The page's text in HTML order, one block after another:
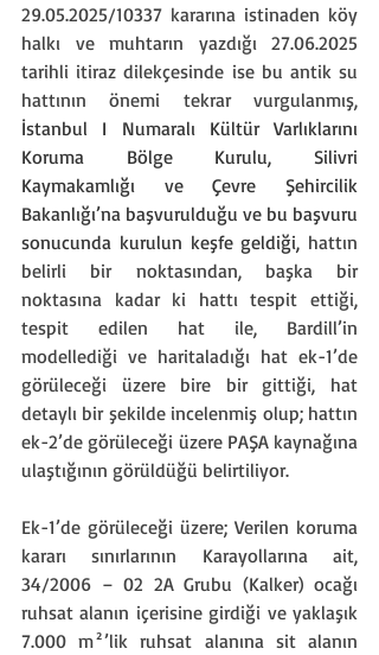
29.05.2025/10337 kararına istinaden köy
halkı ve muhtarın yazdığı 27.06.2025
tarihli itiraz dilekçesinde ise bu antik su
İstanbul I Numaralı Kültür Varlıklarını
Koruma Bölge Kurulu, Silivri
Kaymakamlığı ve Çevre Şehircilik
Bakanlığı’na başvurulduğu ve bu başvuru
sonucunda kurulun keşfe geldiği, hattın
belirli bir noktasından, başka bir
noktasına kadar ki hattı tespit ettiği,
tespit edilen hat ile, Bardill’in
modellediği ve haritaladığı hat ek-1’de
görüleceği üzere bire bir gittiği, hat
detaylı bir şekilde incelenmiş olup; hattın
ek-2’de görüleceği üzere PAŞA kaynağına
ulaştığının görüldüğü belirtiliyor.
Ek-1’de görüleceği üzere; Verilen koruma
kararı sınırlarının Karayollarına ait,
34/2006 – 02 2A Grubu (Kalker) ocağı
ruhsat alanın içerisine girdiği ve yaklaşık
7.000 m²’lik ruhsat alanına sit alanın